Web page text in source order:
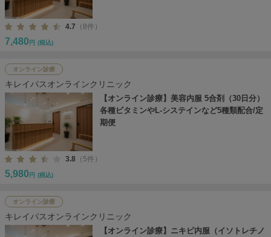
4.7 （8件）
7,480 円 (税込)
オンライン診療
キレイパスオンラインクリニック
【オンライン診療】美容内服 5合剤（30日分）
各種ビタミンやL-システインなど5種類配合/定
期便
3.8 （5件）
5,980 円 (税込)
オンライン診療
キレイパスオンラインクリニック
【オンライン診療】ニキビ内服（イソトレチノ